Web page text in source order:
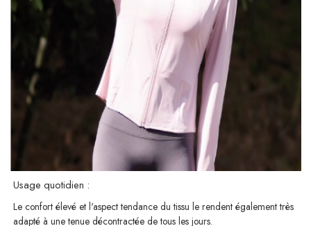
Usage quotidien :
Le confort élevé et l'aspect tendance du tissu le rendent également très
adapté à une tenue décontractée de tous les jours.